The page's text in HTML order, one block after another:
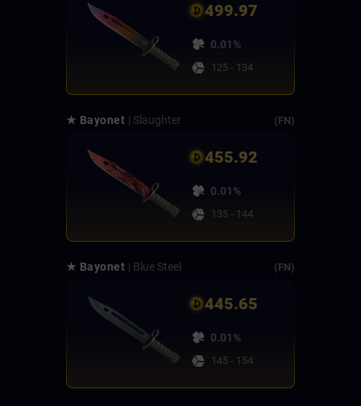
499.97
0.01%
125 - 134
★ Bayonet | Slaughter (FN)
455.92
0.01%
135 - 144
★ Bayonet | Blue Steel (FN)
445.65
0.01%
145 - 154